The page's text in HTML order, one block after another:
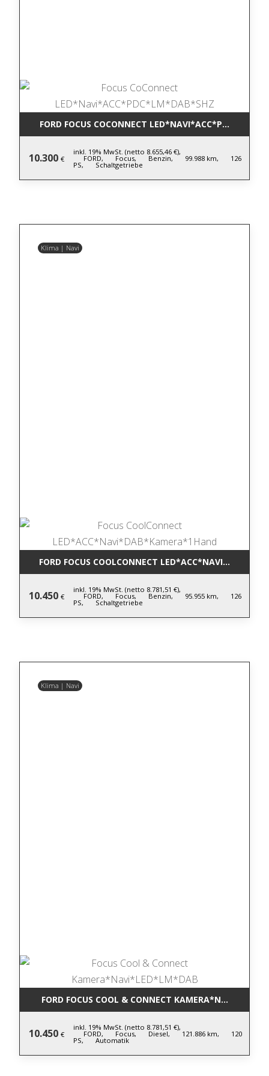
FORD FOCUS COCONNECT
10.300 €
inkl. 19% MwSt. (netto 8.655,46 €),
FORD, Focus, Benzin, 99.988 km, 126
PS, Schaltgetriebe
Klima | Navi
FORD FOCUS COOLCONNECT
10.450 €
inkl. 19% MwSt. (netto 8.781,51 €),
FORD, Focus, Benzin, 95.955 km, 126
PS, Schaltgetriebe
Klima | Navi
FORD FOCUS COOL & CONNECT
10.450 €
inkl. 19% MwSt. (netto 8.781,51 €),
FORD, Focus, Diesel, 121.886 km, 120
PS, Automatik